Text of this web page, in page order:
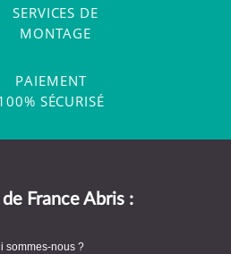
SERVICES DE
MONTAGE
PAIEMENT
SÉCURISÉ
France Abris :
sommes-nous ?